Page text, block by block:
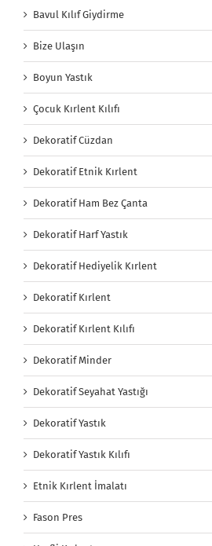
Bavul Kılıf Giydirme
Bize Ulaşın
Boyun Yastık
Çocuk Kırlent Kılıfı
Dekoratif Cüzdan
Dekoratif Etnik Kırlent
Dekoratif Ham Bez Çanta
Dekoratif Harf Yastık
Dekoratif Hediyelik Kırlent
Dekoratif Kırlent
Dekoratif Kırlent Kılıfı
Dekoratif Minder
Dekoratif Seyahat Yastığı
Dekoratif Yastık
Dekoratif Yastık Kılıfı
Etnik Kırlent İmalatı
Fason Pres